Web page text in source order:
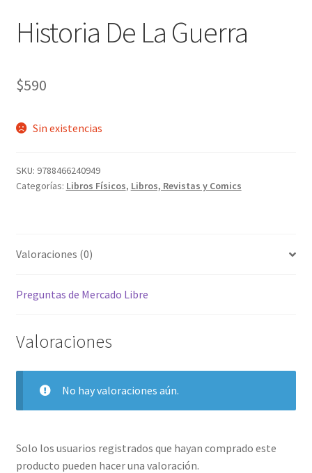
Historia De La Guerra
$590
Sin existencias
SKU: 9788466240949
Categorías: Libros Físicos, Libros, Revistas y Comics
Valoraciones (0)
Preguntas de Mercado Libre
Valoraciones
No hay valoraciones aún.
Solo los usuarios registrados que hayan comprado este
producto pueden hacer una valoración.